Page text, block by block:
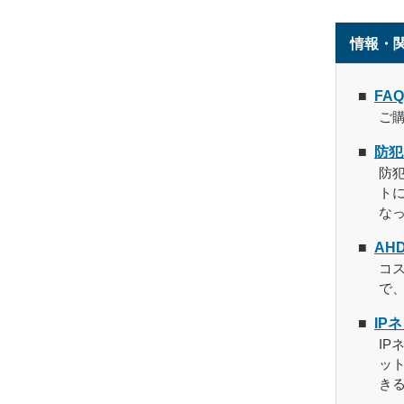
情報・
ご
防
防
ト
な
コ
で
IP
IP
ッ
き